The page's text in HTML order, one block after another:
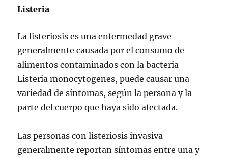
Listeria
La listeriosis es una enfermedad grave
generalmente causada por el consumo de
alimentos contaminados con la bacteria
Listeria monocytogenes, puede causar una
variedad de síntomas, según la persona y la
parte del cuerpo que haya sido afectada.
Las personas con listeriosis invasiva
generalmente reportan síntomas entre una y